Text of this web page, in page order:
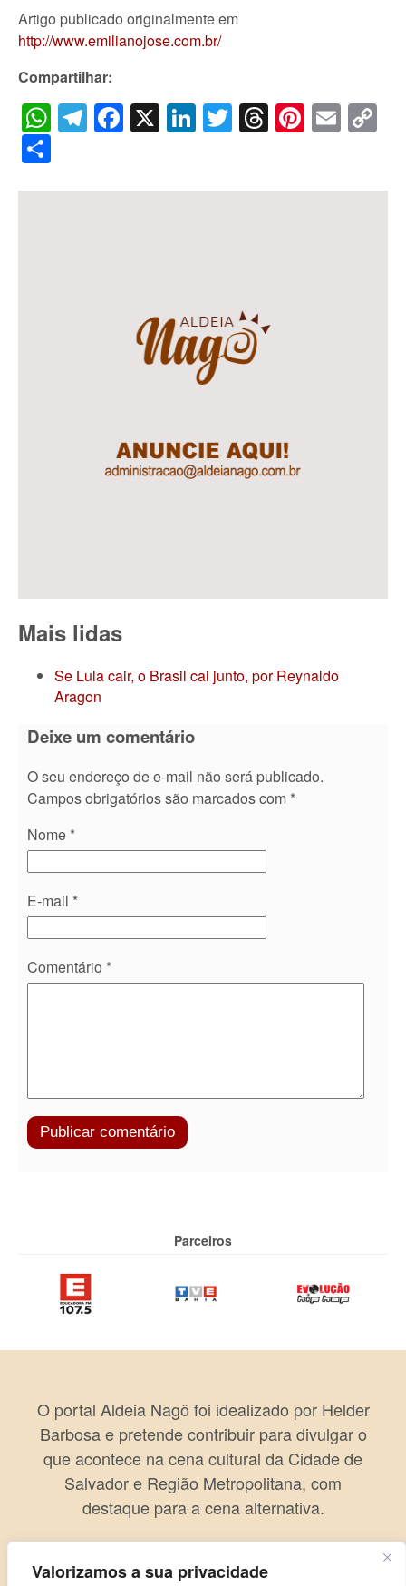
Valorizamos a sua privacidade
Artigo publicado originalmente em
http://www.emilianojose.com.br/
Compartilhar:
WhatsApp
Telegram
Facebook
X LinkedIn
Twitter
Threads
Mais lidas
Se Lula cair, o Brasil cai junto, por Reynaldo
Aragon
Deixe um comentário
O seu endereço de e-mail não será publicado.
Campos obrigatórios são marcados com *
Nome *
E-mail *
Comentário *
Parceiros
O portal Aldeia Nagô foi idealizado por Helder
Barbosa e pretende contribuir para divulgar o
que acontece na cena cultural da Cidade de
Salvador e Região Metropolitana, com
destaque para a cena alternativa.